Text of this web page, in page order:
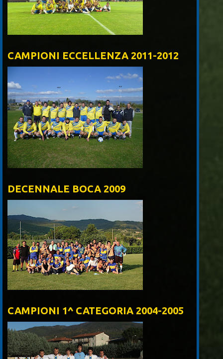
CAMPIONI ECCELLENZA 2011-2012
DECENNALE BOCA 2009
CAMPIONI 1^ CATEGORIA 2004-2005